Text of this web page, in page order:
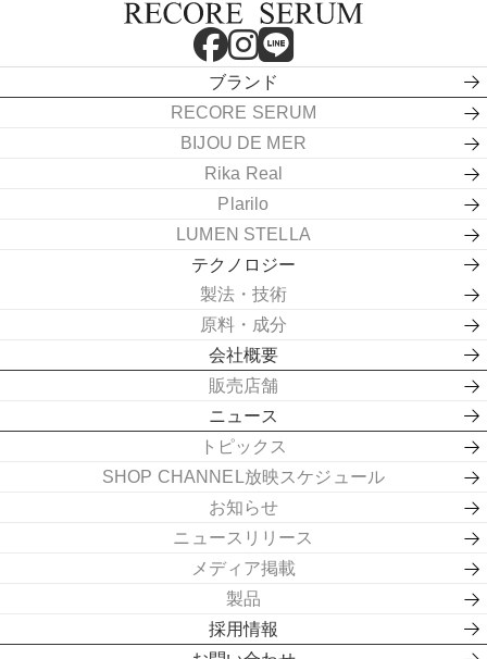
ブランド
RECORE SERUM
BIJOU DE MER
Rika Real
Plarilo
LUMEN STELLA
テクノロジー
製法・技術
原料・成分
会社概要
販売店舗
ニュース
トピックス
SHOP CHANNEL放映スケジュール
お知らせ
ニュースリリース
メディア掲載
製品
採用情報